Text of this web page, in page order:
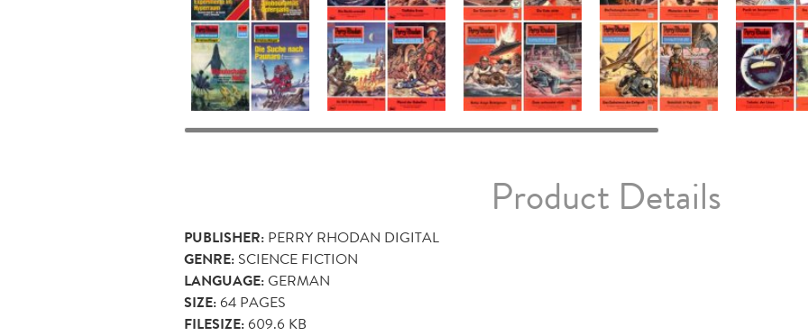
Product Details
PUBLISHER: PERRY RHODAN DIGITAL
GENRE: SCIENCE FICTION
LANGUAGE:GERMAN
SIZE:64 PAGES
FILESIZE:609.6 KB